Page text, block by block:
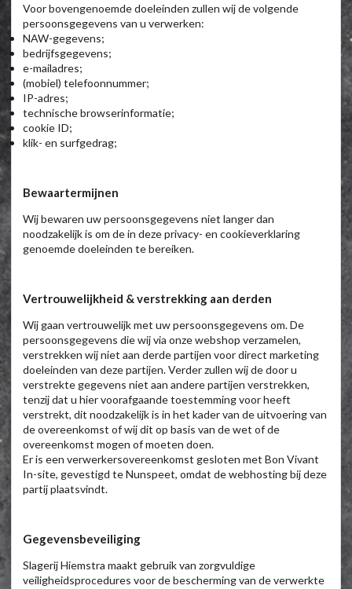
Voor bovengenoemde doeleinden zullen wij de volgende
persoonsgegevens van u verwerken:
NAW-gegevens;
bedrijfsgegevens;
e-mailadres;
(mobiel) telefoonnummer;
IP-adres;
technische browserinformatie;
cookie ID;
klik- en surfgedrag;
Bewaartermijnen
Wij bewaren uw persoonsgegevens niet langer dan
noodzakelijk is om de in deze privacy- en cookieverklaring
genoemde doeleinden te bereiken.
Vertrouwelijkheid & verstrekking aan derden
Wij gaan vertrouwelijk met uw persoonsgegevens om. De
persoonsgegevens die wij via onze webshop verzamelen,
verstrekken wij niet aan derde partijen voor direct marketing
doeleinden van deze partijen. Verder zullen wij de door u
verstrekte gegevens niet aan andere partijen verstrekken,
tenzij dat u hier voorafgaande toestemming voor heeft
verstrekt, dit noodzakelijk is in het kader van de uitvoering van
de overeenkomst of wij dit op basis van de wet of de
overeenkomst mogen of moeten doen.
Er is een verwerkersovereenkomst gesloten met Bon Vivant
In-site, gevestigd te Nunspeet, omdat de webhosting bij deze
partij plaatsvindt.
Gegevensbeveiliging
Slagerij Hiemstra maakt gebruik van zorgvuldige
veiligheidsprocedures voor de bescherming van de verwerkte